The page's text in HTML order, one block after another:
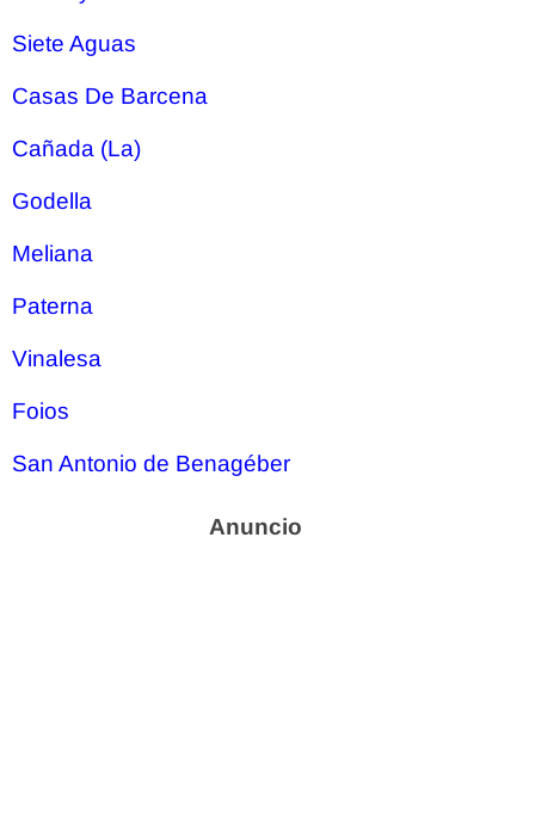
Siete Aguas
Casas De Barcena
Cañada (La)
Godella
Meliana
Paterna
Vinalesa
Foios
San Antonio de Benagéber